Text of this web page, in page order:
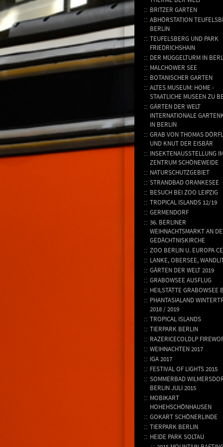
BRITZER GARTEN
ABHÖRSTATION
BERLIN
TEUFELSBERG UND PARK
FRIEDRICHSHAIN
DER MÜGGELTURM IN
MALCHOWER SEE
BOTANISCHER GARTEN
ALTES MUSEUM: HOME -
STAATLICHE MUSEEN ZU
GÄRTEN DER WELT
INTERNATIONALE
IN BERLIN
GRAB VON THOMAS
UND KNUT DER EISBÄR
INSEKTENAUSSTELLUNG
ZENTRUM SCHÖNEWEIDE
NATURSCHUTZGEBIET
STRANDBAD ORANKESEE
BESUCH BEI ZOO LEIPZIG
TROPICAL ISLANDS 12/19
GERMENDORF
36. BERLINER
WEIHNACHTSMARKT AN
GEDÄCHTNISKIRCHE
ZOO BERLIN U. EUROPA
LANKE, OBERSEE,
GÄRTEN DER WELT 2019
GRABOWSEE AUSFLUG
HEILSTÄTTE GRABOWSEE
PHANTASIALAND
2018 / 2019
TROPICAL ISLANDS
TIERPARK BERLIN
RAZERICECOLDLP
WEIHNACHTEN 2017
IGA 2017
FESTIVAL OF LIGHTS 2015
SOMMERBAD
BERLIN JULI 2015
MOBIKART
HOHEHSCHÖNHAUSEN
GOKART SCHÖNERLINDE
TIERPARK BERLIN
HEIDE PARK SOLTAU